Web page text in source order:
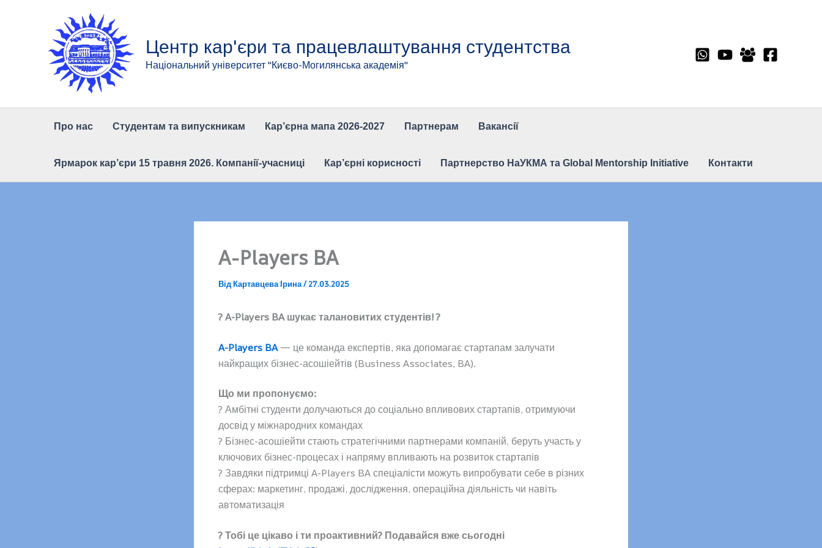
Центр кар'єри та працевлаштування студентства
Національний університет "Києво-Могилянська академія"
Про нас Студентам та випускникам Кар’єрна мапа 2026-2027 Партнерам Вакансії
Ярмарок кар’єри 15 травня 2026. Компанії-учасниці Кар’єрні корисності Партнерство НаУКМА та Global Mentorship Initiative Контакти
A-Players BA
ВідКартавцева Ірина/27.03.2025
? A-Players BA шукає талановитих студентів! ?
A-Players BA— це команда експертів, яка допомагає стартапам залучати
найкращих бізнес-асошіейтів (Business Associates, BA).
Що ми пропонуємо:
? Амбітні студенти долучаються до соціально впливових стартапів, отримуючи
досвід у міжнародних командах
? Бізнес-асошіейти стають стратегічними партнерами компаній, беруть участь у
ключових бізнес-процесах і напряму впливають на розвиток стартапів
? Завдяки підтримці A-Players BA спеціалісти можуть випробувати себе в різних
сферах: маркетинг, продажі, дослідження, операційна діяльність чи навіть
автоматизація
? Тобі це цікаво і ти проактивний? Подавайся вже сьогодні